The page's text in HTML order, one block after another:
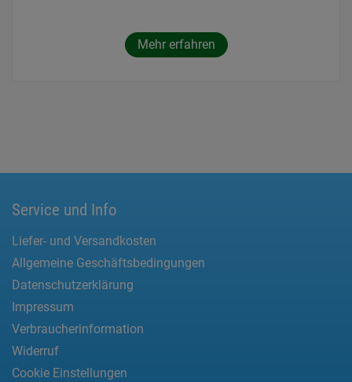
Mehr erfahren
Service und Info
Liefer- und Versandkosten
Allgemeine Geschäftsbedingungen
Datenschutzerklärung
Impressum
Verbraucherinformation
Widerruf
Cookie Einstellungen